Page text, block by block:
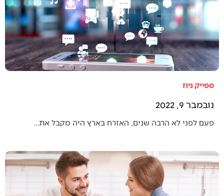
ספייק ניוז
נובמבר 9, 2022
פעם לפני לא הרבה שנים, האזרח בארץ היה מקבל את…